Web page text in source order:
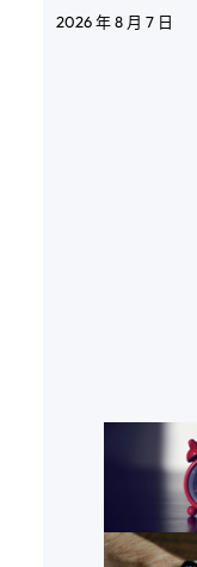
2026 年 8 月 7 日